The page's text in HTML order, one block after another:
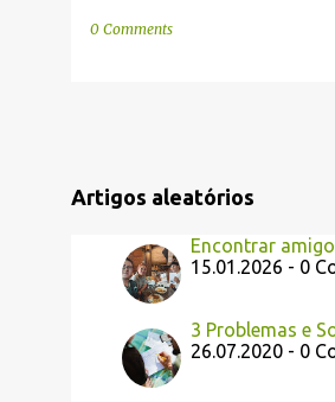
0 Comments
Artigos aleatórios
Encontrar
15.01.2026 - 0
3 Problemas e
26.07.2020 - 0